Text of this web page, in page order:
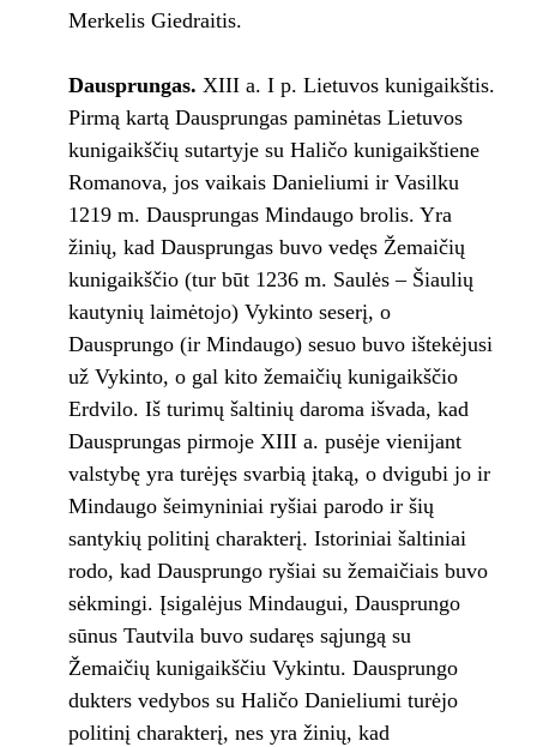
Merkelis Giedraitis.
Dausprungas. XIII a. I p. Lietuvos kunigaikštis.
Pirmą kartą Dausprungas paminėtas Lietuvos
kunigaikščių sutartyje su Haličo kunigaikštiene
Romanova, jos vaikais Danieliumi ir Vasilku
1219 m. Dausprungas Mindaugo brolis. Yra
žinių, kad Dausprungas buvo vedęs Žemaičių
kunigaikščio (tur būt 1236 m. Saulės – Šiaulių
kautynių laimėtojo) Vykinto seserį, o
Dausprungo (ir Mindaugo) sesuo buvo ištekėjusi
už Vykinto, o gal kito žemaičių kunigaikščio
Erdvilo. Iš turimų šaltinių daroma išvada, kad
Dausprungas pirmoje XIII a. pusėje vienijant
valstybę yra turėjęs svarbią įtaką, o dvigubi jo ir
Mindaugo šeimyniniai ryšiai parodo ir šių
santykių politinį charakterį. Istoriniai šaltiniai
rodo, kad Dausprungo ryšiai su žemaičiais buvo
sėkmingi. Įsigalėjus Mindaugui, Dausprungo
sūnus Tautvila buvo sudaręs sąjungą su
Žemaičių kunigaikščiu Vykintu. Dausprungo
dukters vedybos su Haličo Danieliumi turėjo
politinį charakterį, nes yra žinių, kad